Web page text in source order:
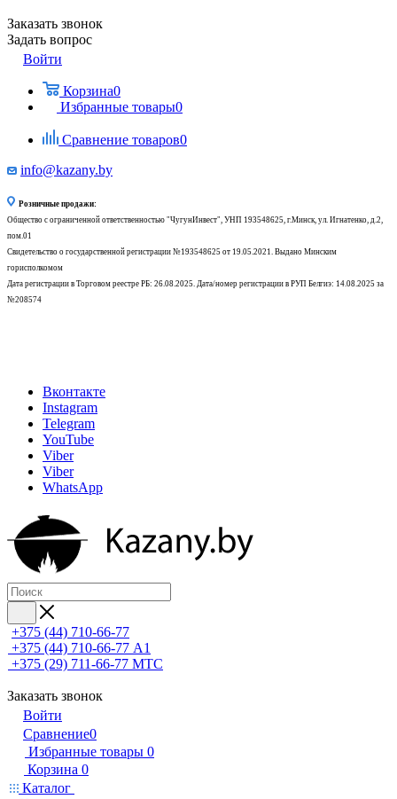
Заказать звонок
Задать вопрос
Войти
Корзина0
Избранные товары0
Сравнение товаров0
info@kazany.by
Розничные продажи:
Общество с ограниченной ответственностью "ЧугунИнвест", УНП 193548625, г.Минск, ул. Игнатенко, д.2,
пом.01
Свидетельство о государственной регистрации №193548625 от 19.05.2021. Выдано Минским
горисполкомом
Дата регистрации в Торговом реестре РБ: 26.08.2025. Дата/номер регистрации в РУП Белгиэ: 14.08.2025 за
№208574
Вконтакте
Instagram
Telegram
YouTube
Viber
Viber
WhatsApp
+375 (44) 710-66-77
+375 (44) 710-66-77 А1
+375 (29) 711-66-77 МТС
Заказать звонок
Войти
Сравнение0
Избранные товары 0
Корзина 0
Каталог